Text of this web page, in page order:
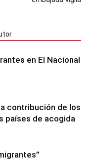
en El Nacional
contribución de los
países de acogida